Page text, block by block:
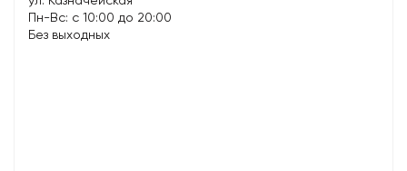
Пн-Вс: с 10:00 до 20:00
Без выходных